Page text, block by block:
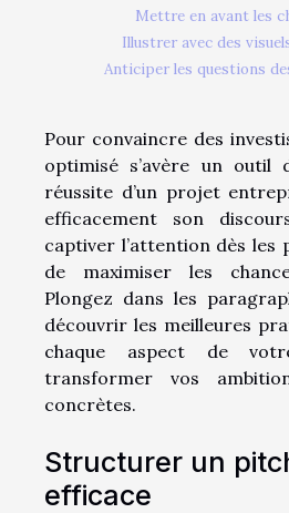
Mettre en avant les
Illustrer avec des
Anticiper les questions
Pour convaincre des
optimisé s’avère un outil
réussite d’un projet
efficacement son
captiver l’attention dès les
de maximiser les
Plongez dans les
découvrir les meilleures
chaque aspect de
transformer vos
concrètes.
Structurer un
efficace